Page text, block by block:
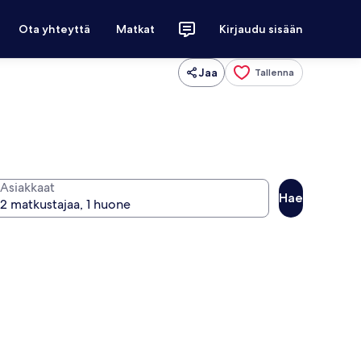
Ota yhteyttä Matkat Kirjaudu sisään
Jaa Tallenna
Asiakkaat
Hae